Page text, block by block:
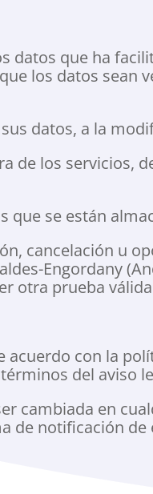
datos que ha
los datos sean
datos, a la
de los servicios,
que se están
cancelación u
Engordany
otra prueba
con la
del aviso
cambiada en
de notificación